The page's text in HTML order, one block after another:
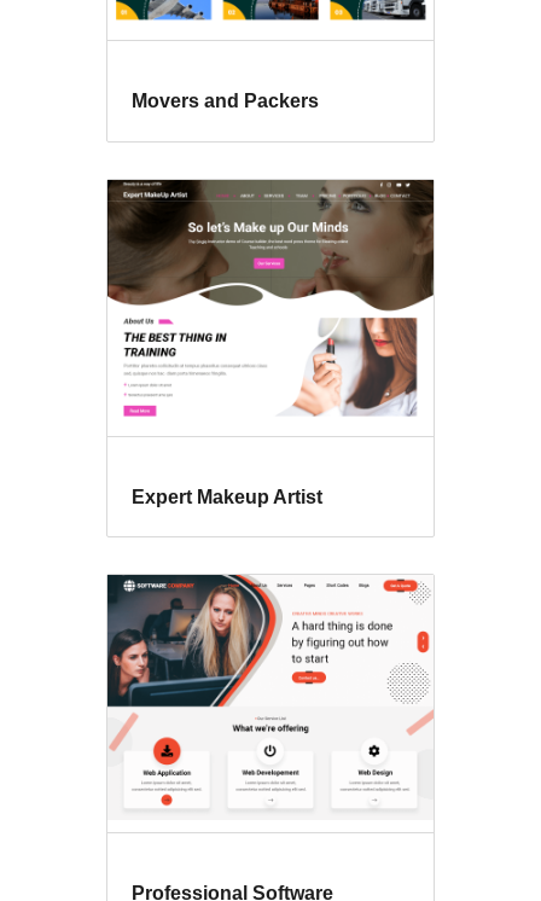
Movers and Packers
Expert Makeup Artist
Professional Software